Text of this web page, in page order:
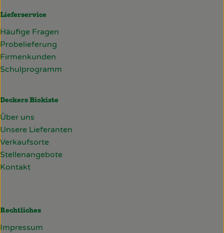
Lieferservice
Häufige Fragen
Probelieferung
Firmenkunden
Schulprogramm
Deckers Biokiste
Über uns
Unsere Lieferanten
Verkaufsorte
Stellenangebote
Kontakt
Rechtliches
Impressum